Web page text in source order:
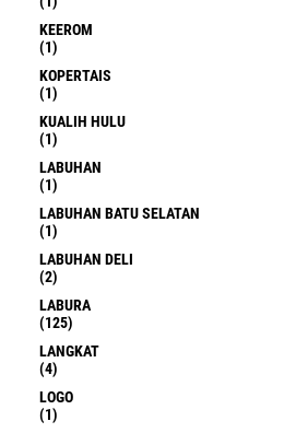
KEEROM
(1)
KOPERTAIS
(1)
KUALIH HULU
(1)
LABUHAN
(1)
LABUHAN BATU SELATAN
(1)
LABUHAN DELI
(2)
LABURA
(125)
LANGKAT
(4)
LOGO
(1)